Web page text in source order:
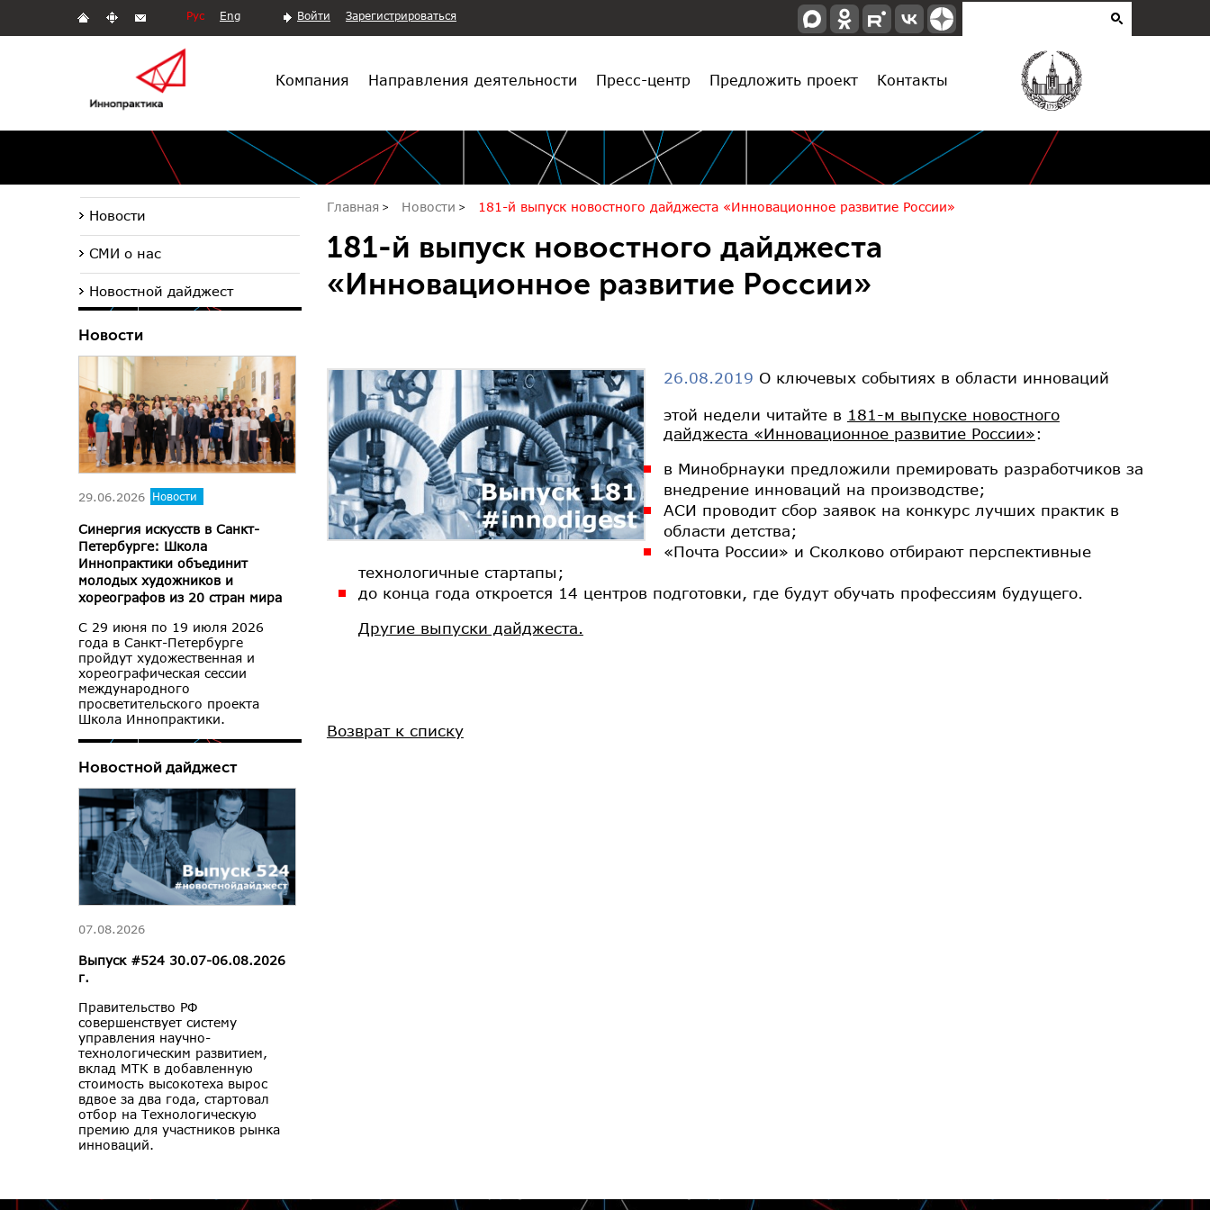
Рус Eng Войти Зарегистрироваться
Компания Направления деятельности Пресс-центр Предложить проект Контакты
Главная Новости 181-й выпуск новостного дайджеста «Инновационное развитие России»
181-й выпуск новостного дайджеста
«Инновационное развитие России»
26.08.2019 О ключевых событиях в области инноваций
этой недели читайте в 181-м выпуске новостного
дайджеста «Инновационное развитие России»:
в Минобрнауки предложили премировать разработчиков за
внедрение инноваций на производстве;
АСИ проводит сбор заявок на конкурс лучших практик в
области детства;
«Почта России» и Сколково отбирают перспективные
технологичные стартапы;
до конца года откроется 14 центров подготовки, где будут обучать профессиям будущего.
Другие выпуски дайджеста.
Возврат к списку
Новости
СМИ о нас
Новостной дайджест
Новости
29.06.2026 Новости
Синергия искусств в Санкт-
Петербурге: Школа
Иннопрактики объединит
молодых художников и
хореографов из 20 стран мира
С 29 июня по 19 июля 2026
года в Санкт-Петербурге
пройдут художественная и
хореографическая сессии
международного
просветительского проекта
Школа Иннопрактики.
Новостной дайджест
07.08.2026
Выпуск #524 30.07-06.08.2026
г.
Правительство РФ
совершенствует систему
управления научно-
технологическим развитием,
вклад МТК в добавленную
стоимость высокотеха вырос
вдвое за два года, стартовал
отбор на Технологическую
премию для участников рынка
инноваций.